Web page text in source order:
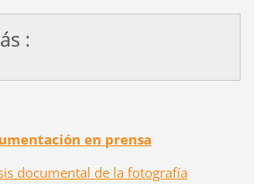
:
en prensa
documental de la fotografía